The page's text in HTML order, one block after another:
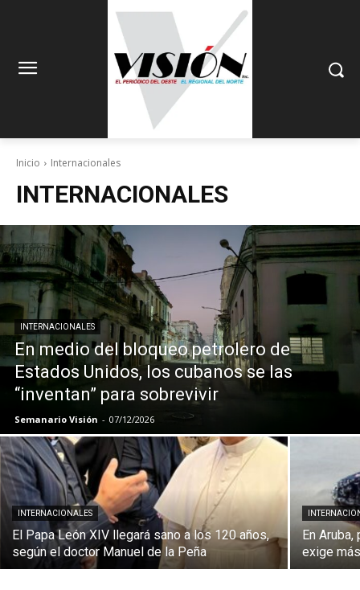
Inicio Internacionales
INTERNACIONALES
INTERNACIONALES
En medio del bloqueo petrolero de
Estados Unidos, los cubanos se las
“inventan” para sobrevivir
Semanario Visión - 07/12/2026
INTERNACIONALES
El Papa León XIV llegará sano a los 120 años,
según el doctor Manuel de la Peña
En
exige